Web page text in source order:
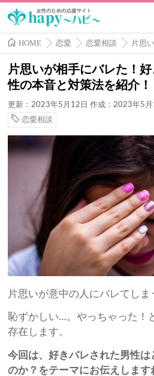
HOME 恋愛 恋愛相談 片思
片思いが相手にバレた！
性の本音と対策法を紹介！
更新：2023年5月12日 作成：2023年5月
恋愛相談
片思いが意中の人にバレてしま
恥ずかしい…。やっちゃった！
存在します。
今回は、好きバレされた男性
のか？をテーマにお伝えします